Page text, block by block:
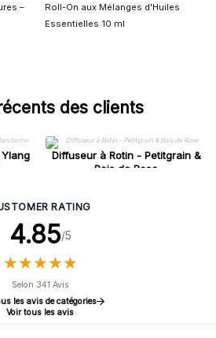
–
Roll-On aux Mélanges d'Huiles
Essentielles 10 ml
des clients
Diffuseur à Rotin - Petitgrain &
Bois de Rose
RATING
4.85/5
★★★★★
★★★★★
Selon 341 Avis
les avis de catégories
Voir tous les avis